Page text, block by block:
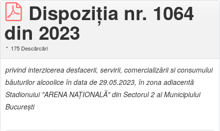
Dispoziţia nr. 1064
din 2023
175 Descărcări
privind interzicerea desfacerii, servirii, comercializării si consumului
băuturilor alcoolice în data de 29.05.2023, în zona adiacentă
Stadionuiui "ARENA NAŢIONALĂ" din Sectorul 2 al Municipiului
Bucureşti